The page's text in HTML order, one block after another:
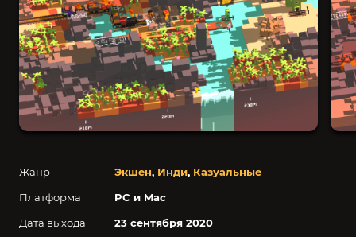
Жанр Экшен, Инди, Казуальные
Платформа
PC и Mac
Дата выхода
23 сентября 2020